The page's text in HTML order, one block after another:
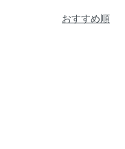
おすすめ順